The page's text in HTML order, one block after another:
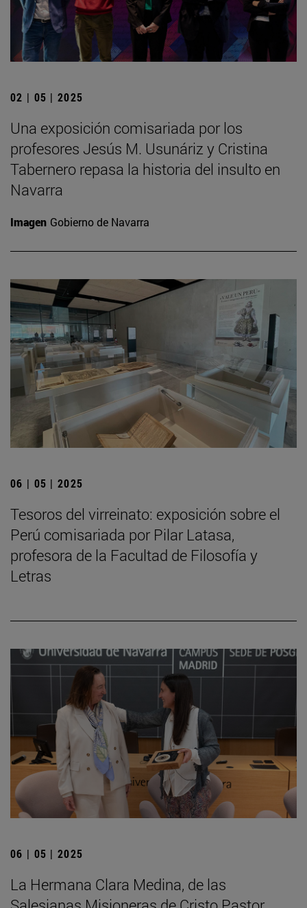
02 | 05 | 2025
Una exposición comisariada por los
profesores Jesús M. Usunáriz y Cristina
Tabernero repasa la historia del insulto en
Navarra
Imagen Gobierno de Navarra
06 | 05 | 2025
Tesoros del virreinato: exposición sobre el
Perú comisariada por Pilar Latasa,
profesora de la Facultad de Filosofía y
Letras
06 | 05 | 2025
La Hermana Clara Medina, de las